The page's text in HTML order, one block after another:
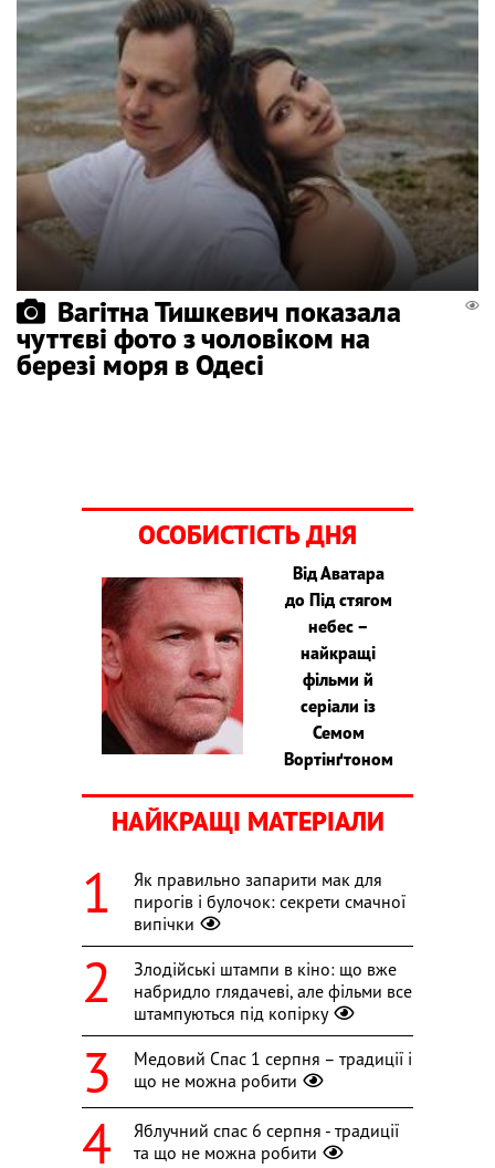
Вагітна Тишкевич показала
чуттєві фото з чоловіком на
березі моря в Одесі
ОСОБИСТІСТЬ ДНЯ
Від Аватара
до Під стягом
небес –
найкращі
фільми й
серіали із
Семом
Вортінґтоном
НАЙКРАЩІ МАТЕРІАЛИ
Як правильно запарити мак для
пирогів і булочок: секрети смачної
випічки
Злодійські штампи в кіно: що вже
набридло глядачеві, але фільми все
штампуються під копірку
Медовий Спас 1 серпня – традиції і
що не можна робити
Яблучний спас 6 серпня - традиції
та що не можна робити